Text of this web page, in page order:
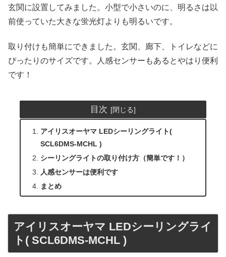
玄関に設置してみました。小型で小さいのに、明るさは以
前使っていた大きな蛍光灯よりも明るいです。
取り付けも簡単にできました。玄関、廊下、トイレなどに
ぴったりのサイズです。人感センサーもあるとやはり便利
です！
目次
アイリスオーヤマ LEDシーリングライト(
SCL6DMS-MCHL )
シーリングライトの取り付け方（簡単です！）
人感センサーは便利です
まとめ
アイリスオーヤマ LEDシーリングライ
ト( SCL6DMS-MCHL )